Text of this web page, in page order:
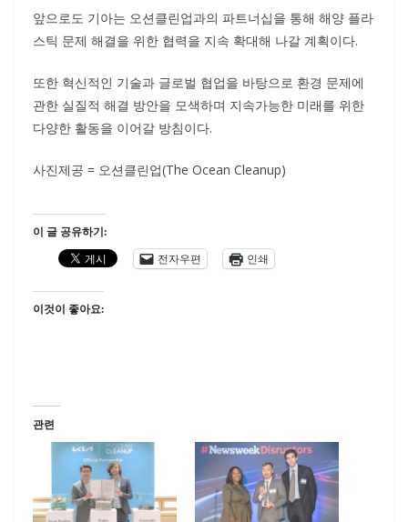
앞으로도 기아는 오션클린업과의 파트너십을 통해 해양 플라
스틱 문제 해결을 위한 협력을 지속 확대해 나갈 계획이다.
또한 혁신적인 기술과 글로벌 협업을 바탕으로 환경 문제에
관한 실질적 해결 방안을 모색하며 지속가능한 미래를 위한
다양한 활동을 이어갈 방침이다.
사진제공 = 오션클린업(The Ocean Cleanup)
이 글 공유하기:
전자우편
인쇄
이것이 좋아요:
관련